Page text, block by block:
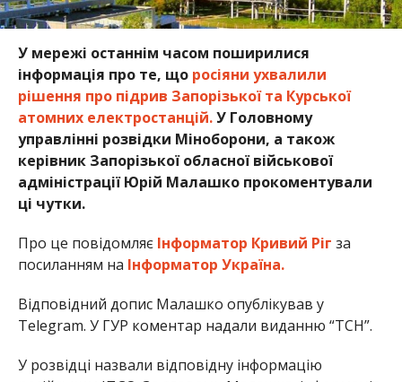
У мережі останнім часом поширилися
інформація про те, що росіяни ухвалили
рішення про підрив Запорізької та Курської
атомних електростанцій.У Головному
управлінні розвідки Міноборони, а також
керівник Запорізької обласної військової
адміністрації Юрій Малашко прокоментували
ці чутки.
Про це повідомляєІнформатор Кривий Ріг за
посиланням на Інформатор Україна.
Відповідний допис Малашко опублікував у
Telegram. У ГУР коментар надали виданню “ТСН”.
У розвідці назвали відповідну інформацію